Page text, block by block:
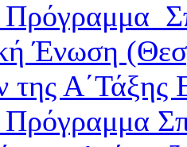
Πρόγραμμα
Ένωση
της
Πρόγραμμα